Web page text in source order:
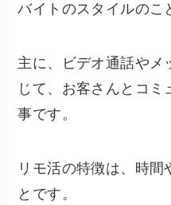
バイトのスタイルのこ
主に、ビデオ通話やメ
じて、お客さんとコ
事です。
リモ活の特徴は、時間
とです。